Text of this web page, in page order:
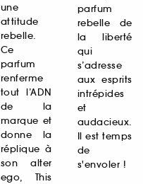
une
attitude
rebelle.
Ce
parfum
renferme
tout l’ADN
de la
marque et
donne la
réplique à
son alter
ego, This
parfum
rebelle de
la liberté
qui
s’adresse
aux esprits
intrépides
et
audacieux.
Il est temps
de
s'envoler !